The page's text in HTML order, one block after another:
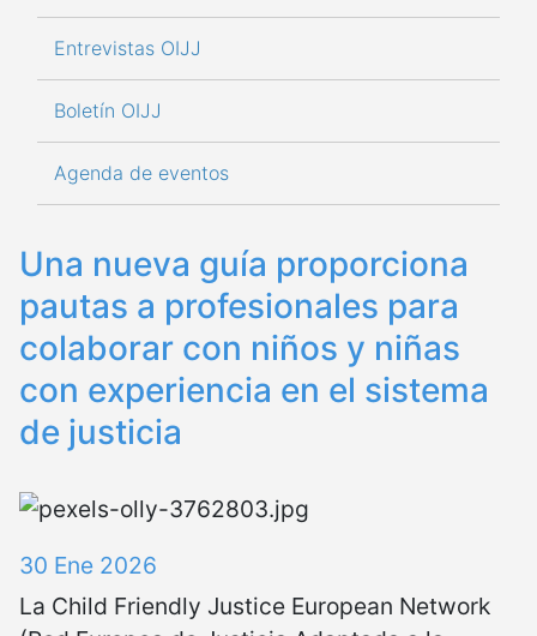
Una nueva guía proporciona
pautas a profesionales para
colaborar con niños y niñas
con experiencia en el sistema
de justicia
30 Ene 2026
La Child Friendly Justice European Network
Entrevistas OIJJ
Boletín OIJJ
Agenda de eventos